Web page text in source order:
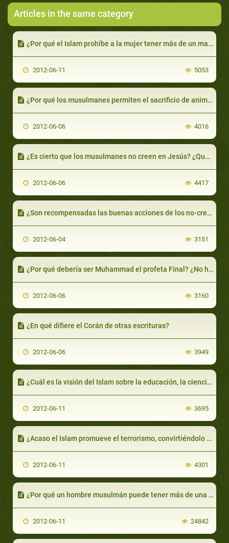
Articles in the same category
¿Por qué el Islam prohíbe a la mujer tener más de un marido?
2012-06-11 5053
¿Por qué los musulmanes permiten el sacrificio de animales?
2012-06-06 4016
¿Es cierto que los musulmanes no creen en Jesús? ¿Qué dice el Islam sobre él?
2012-06-06 4417
¿Son recompensadas las buenas acciones de los no-creyentes?
2012-06-04 3151
¿Por qué debería ser Muhammad el profeta Final? ¿No ha habido otros después de él?
2012-06-06 3160
¿En qué difiere el Corán de otras escrituras?
2012-06-06 3949
¿Cuál es la visión del Islam sobre la educación, la ciencia y la tecnología?
2012-06-11 3695
¿Acaso el Islam promueve el terrorismo, convirtiéndolo en una amenaza para el mundo?
2012-06-11 4301
¿Por qué un hombre musulmán puede tener más de una esposa?
2012-06-11 24842